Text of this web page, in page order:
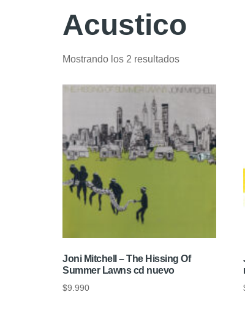
Acustico
Mostrando los 2 resultados
Joni Mitchell – The Hissing Of
Summer Lawns cd nuevo
$9.990